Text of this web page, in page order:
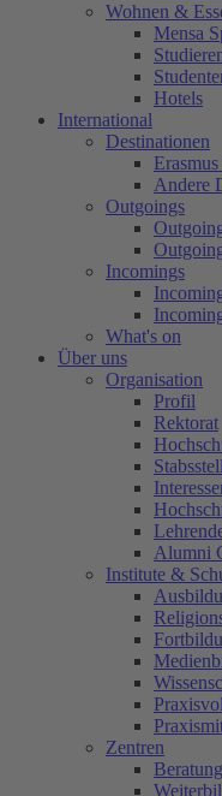
Wohnen &
Mensa
Hotels
International
Destinationen
Andere
Outgoings
Incomings
What's on
Über uns
Organisation
Profil
Rektorat
Alumni
Institute &
Zentren